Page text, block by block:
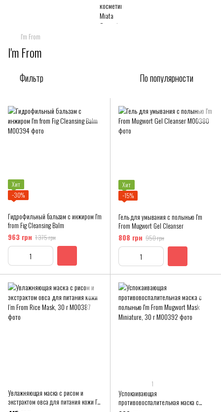
I'm From
I'm From
Фильтр По популярности
Хит
−30%
Гидрофильный бальзам с инжиром I'm
from Fig Cleansing Balm
963 грн 1 375 грн
Хит
−15%
Гель для умывания с полынью I'm
From Mugwort Gel Cleanser
808 грн 950 грн
Увлажняющая маска с рисом и
экстрактом овса для питания кожи I’m
1
Успокаивающая
противовоспалительная маска с